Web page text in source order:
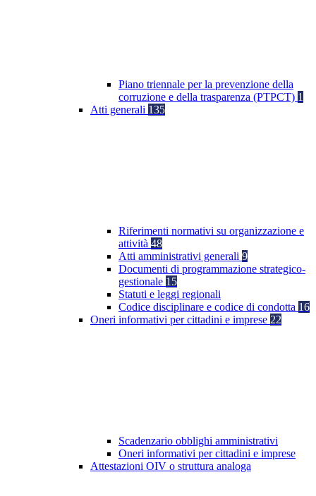
Piano triennale per la prevenzione della
corruzione e della trasparenza (PTPCT) 1
Atti generali 135
Riferimenti normativi su organizzazione e
attività 48
Atti amministrativi generali 9
Documenti di programmazione strategico-
gestionale 15
Statuti e leggi regionali
Codice disciplinare e codice di condotta 16
Oneri informativi per cittadini e imprese 22
Scadenzario obblighi amministrativi
Oneri informativi per cittadini e imprese
Attestazioni OIV o struttura analoga